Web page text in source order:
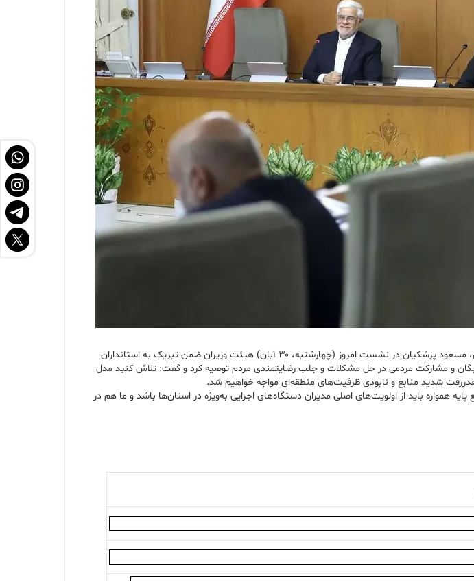
به گزارش پتروچی به نقل از پایگاه اطلاع رسانی شرکت ملی نفت ایران به نقل از پایگاه اطلاع‌رسانی ریاست جمهوری، مسعود پزشکیان در نشست امروز (چهارشنبه، ۳۰ آبان) هیئت وزیران ضمن تبریک به استانداران
و مشارکت مردمی در حل مشکلات و جلب رضایتمندی مردم توصیه کرد و گفت: تلاش کنید مدل
شدید منابع و نابودی ظرفیت‌های منطقه‌ای مواجه خواهیم شد.
همواره باید از اولویت‌های اصلی مدیران دستگاه‌های اجرایی به‌ویژه در استان‌ها باشد و ما هم در